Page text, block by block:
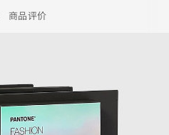
商品评价